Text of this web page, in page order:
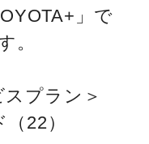
」で
。
プラン＞
22）